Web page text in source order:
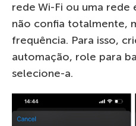
rede Wi-Fi ou uma rede
não confia totalmente,
frequência. Para isso,
automação, role para
selecione-a.